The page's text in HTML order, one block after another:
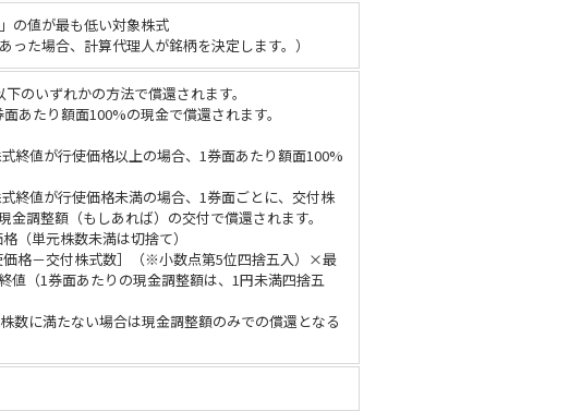
の値が最も低い対象株式
った場合、計算代理人が銘柄を決定します。）
のいずれかの方法で償還されます。
あたり額面100%の現金で償還されます。
終値が行使価格以上の場合、1券面あたり額面100%
終値が行使価格未満の場合、1券面ごとに、交付株
調整額（もしあれば）の交付で償還されます。
（単元株数未満は切捨て）
格－交付株式数］（※小数点第5位四捨五入）×最
値（1券面あたりの現金調整額は、1円未満四捨五
数に満たない場合は現金調整額のみでの償還となる